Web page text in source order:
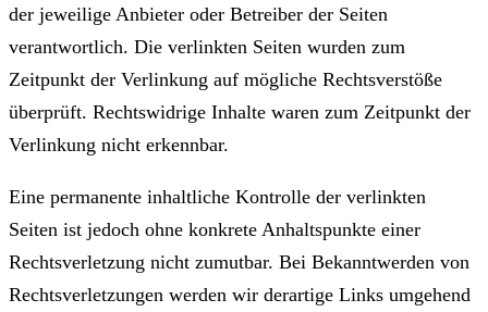
der jeweilige Anbieter oder Betreiber der Seiten
verantwortlich. Die verlinkten Seiten wurden zum
Zeitpunkt der Verlinkung auf mögliche Rechtsverstöße
überprüft. Rechtswidrige Inhalte waren zum Zeitpunkt der
Verlinkung nicht erkennbar.
Eine permanente inhaltliche Kontrolle der verlinkten
Seiten ist jedoch ohne konkrete Anhaltspunkte einer
Rechtsverletzung nicht zumutbar. Bei Bekanntwerden von
Rechtsverletzungen werden wir derartige Links umgehend